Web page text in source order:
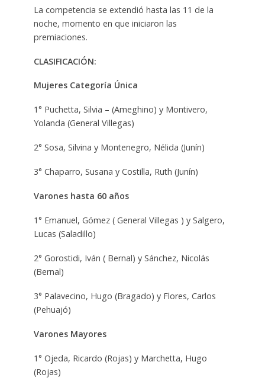
La competencia se extendió hasta las 11 de la
noche, momento en que iniciaron las
premiaciones.
CLASIFICACIÓN:
Mujeres Categoría Única
1° Puchetta, Silvia – (Ameghino) y Montivero,
Yolanda (General Villegas)
2° Sosa, Silvina y Montenegro, Nélida (Junín)
3° Chaparro, Susana y Costilla, Ruth (Junín)
Varones hasta 60 años
1° Emanuel, Gómez ( General Villegas ) y Salgero,
Lucas (Saladillo)
2° Gorostidi, Iván ( Bernal) y Sánchez, Nicolás
(Bernal)
3° Palavecino, Hugo (Bragado) y Flores, Carlos
(Pehuajó)
Varones Mayores
1° Ojeda, Ricardo (Rojas) y Marchetta, Hugo
(Rojas)